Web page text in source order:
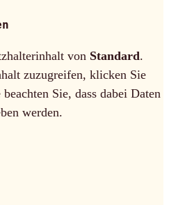
von Standard.
zuzugreifen, klicken Sie
Sie, dass dabei Daten
werden.